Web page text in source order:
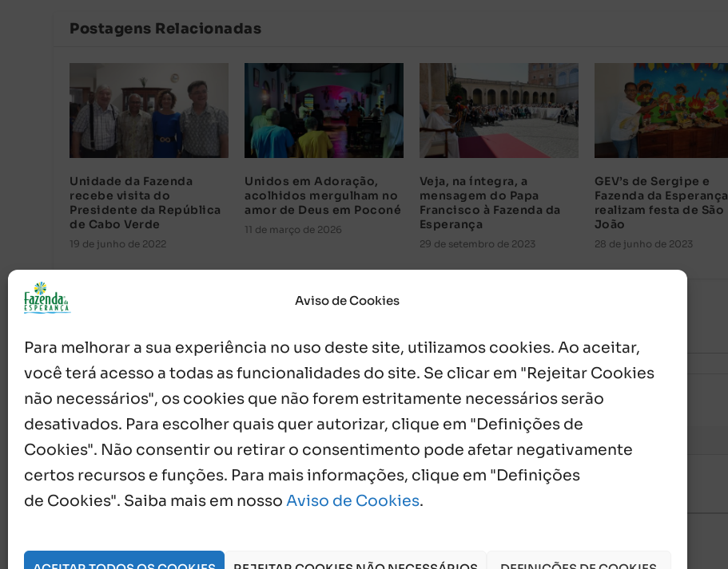
Aviso de Cookies
Para melhorar a sua experiência no uso deste site, utilizamos cookies. Ao aceitar,
você terá acesso a todas as funcionalidades do site. Se clicar em "Rejeitar Cookies
não necessários", os cookies que não forem estritamente necessários serão
desativados. Para escolher quais quer autorizar, clique em "Definições de
Cookies". Não consentir ou retirar o consentimento pode afetar negativamente
certos recursos e funções. Para mais informações, clique em "Definições
de Cookies". Saiba mais em nosso Aviso de Cookies.
Postagens Relacionadas
Unidade da Fazenda
recebe visita do
Presidente da República
de Cabo Verde
19 de junho de 2022
Unidos em Adoração,
acolhidos mergulham no
amor de Deus em Poconé
11 de março de 2026
Veja, na íntegra, a
mensagem do Papa
Francisco à Fazenda da
Esperança
29 de setembro de 2023
GEV’s de Sergipe e
Fazenda da Esperança
realizam festa de São
João
28 de junho de 2023
0COMENTÁRIOS